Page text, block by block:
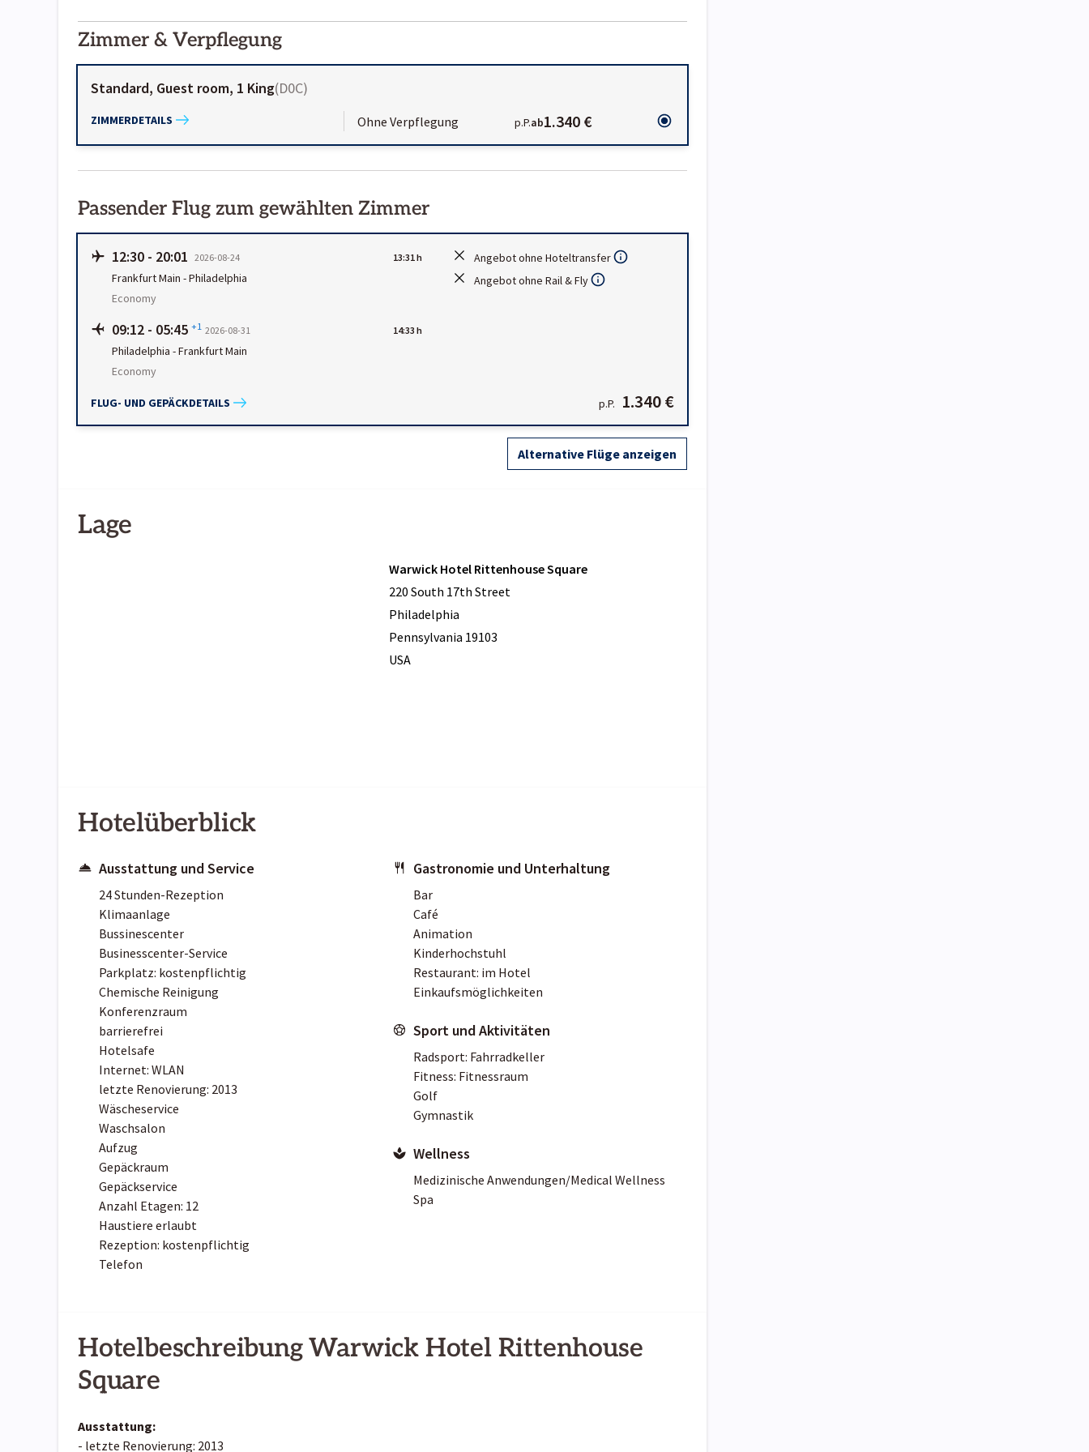
01-02
Zimmer & Verpflegung
Standard, Guest room, 1 King(D0C)
ZIMMERDETAILS Ohne Verpflegung p.P.ab1.340 €
Passender Flug zum gewählten Zimmer
12:30 - 20:01 2026-08-24 13:31 h
Frankfurt Main -Philadelphia
Economy
09:12 - 05:45 +1 2026-08-31 14:33 h
Philadelphia -Frankfurt Main
Economy
FLUG- UND GEPÄCKDETAILS
Angebot ohne Hoteltransfer
Angebot ohne Rail & Fly
p.P. 1.340 €
Alternative Flüge anzeigen
Lage
Warwick Hotel Rittenhouse Square
220 South 17th Street
Philadelphia
Pennsylvania 19103
USA
Hotelüberblick
Ausstattung und Service
24 Stunden-Rezeption
Klimaanlage
Bussinescenter
Businesscenter-Service
Parkplatz: kostenpflichtig
Chemische Reinigung
Konferenzraum
barrierefrei
Hotelsafe
Internet: WLAN
letzte Renovierung: 2013
Wäscheservice
Waschsalon
Aufzug
Gepäckraum
Gepäckservice
Anzahl Etagen: 12
Haustiere erlaubt
Rezeption: kostenpflichtig
Telefon
Gastronomie und Unterhaltung
Bar
Café
Animation
Kinderhochstuhl
Restaurant: im Hotel
Einkaufsmöglichkeiten
Sport und Aktivitäten
Radsport: Fahrradkeller
Fitness: Fitnessraum
Golf
Gymnastik
Wellness
Medizinische Anwendungen/Medical Wellness
Spa
Hotelbeschreibung Warwick Hotel Rittenhouse
Square
Ausstattung:
- letzte Renovierung: 2013